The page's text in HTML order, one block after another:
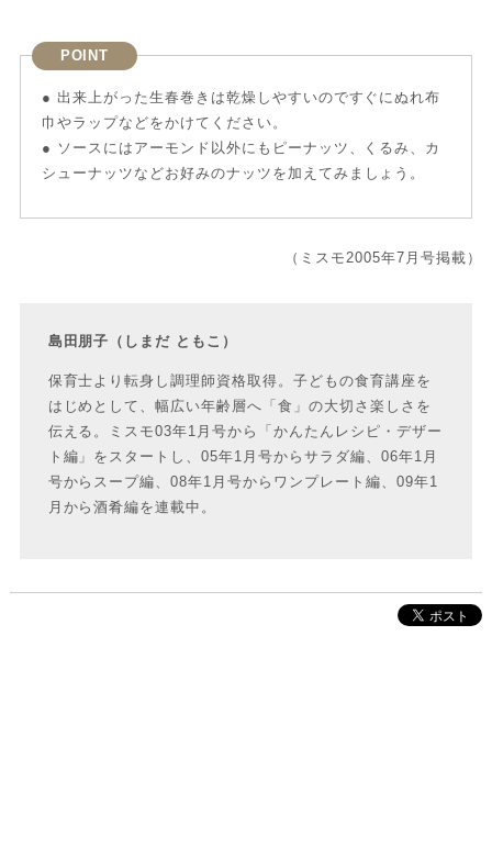
POINT
● 出来上がった生春巻きは乾燥しやすいのですぐにぬれ布
巾やラップなどをかけてください。
● ソースにはアーモンド以外にもピーナッツ、くるみ、カ
シューナッツなどお好みのナッツを加えてみましょう。
（ミスモ2005年7月号掲載）
島田朋子（しまだ ともこ）
保育士より転身し調理師資格取得。子どもの食育講座を
はじめとして、幅広い年齢層へ「食」の大切さ楽しさを
伝える。ミスモ03年1月号から「かんたんレシピ・デザー
ト編」をスタートし、05年1月号からサラダ編、06年1月
号からスープ編、08年1月号からワンプレート編、09年1
月から酒肴編を連載中。